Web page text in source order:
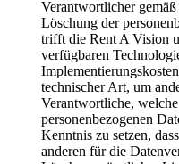
Verantwortlicher
Löschung der
trifft die Rent A Vision
verfügbaren
technischer Art, um
Verantwortliche,
personenbezogenen
Kenntnis zu setzen,
anderen für die